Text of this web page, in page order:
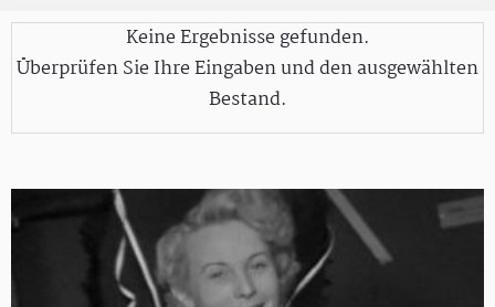
Keine Ergebnisse gefunden.
Überprüfen Sie Ihre Eingaben und den ausgewählten
Bestand.